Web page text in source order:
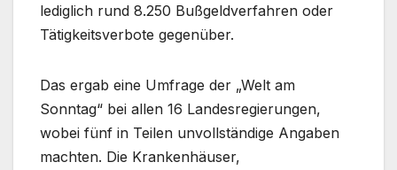
lediglich rund 8.250 Bußgeldverfahren oder
Tätigkeitsverbote gegenüber.
Das ergab eine Umfrage der „Welt am
Sonntag“ bei allen 16 Landesregierungen,
wobei fünf in Teilen unvollständige Angaben
machten. Die Krankenhäuser,